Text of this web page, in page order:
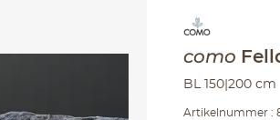
Inhalt der
como
BL 150|200 cm
Artikelnummer :